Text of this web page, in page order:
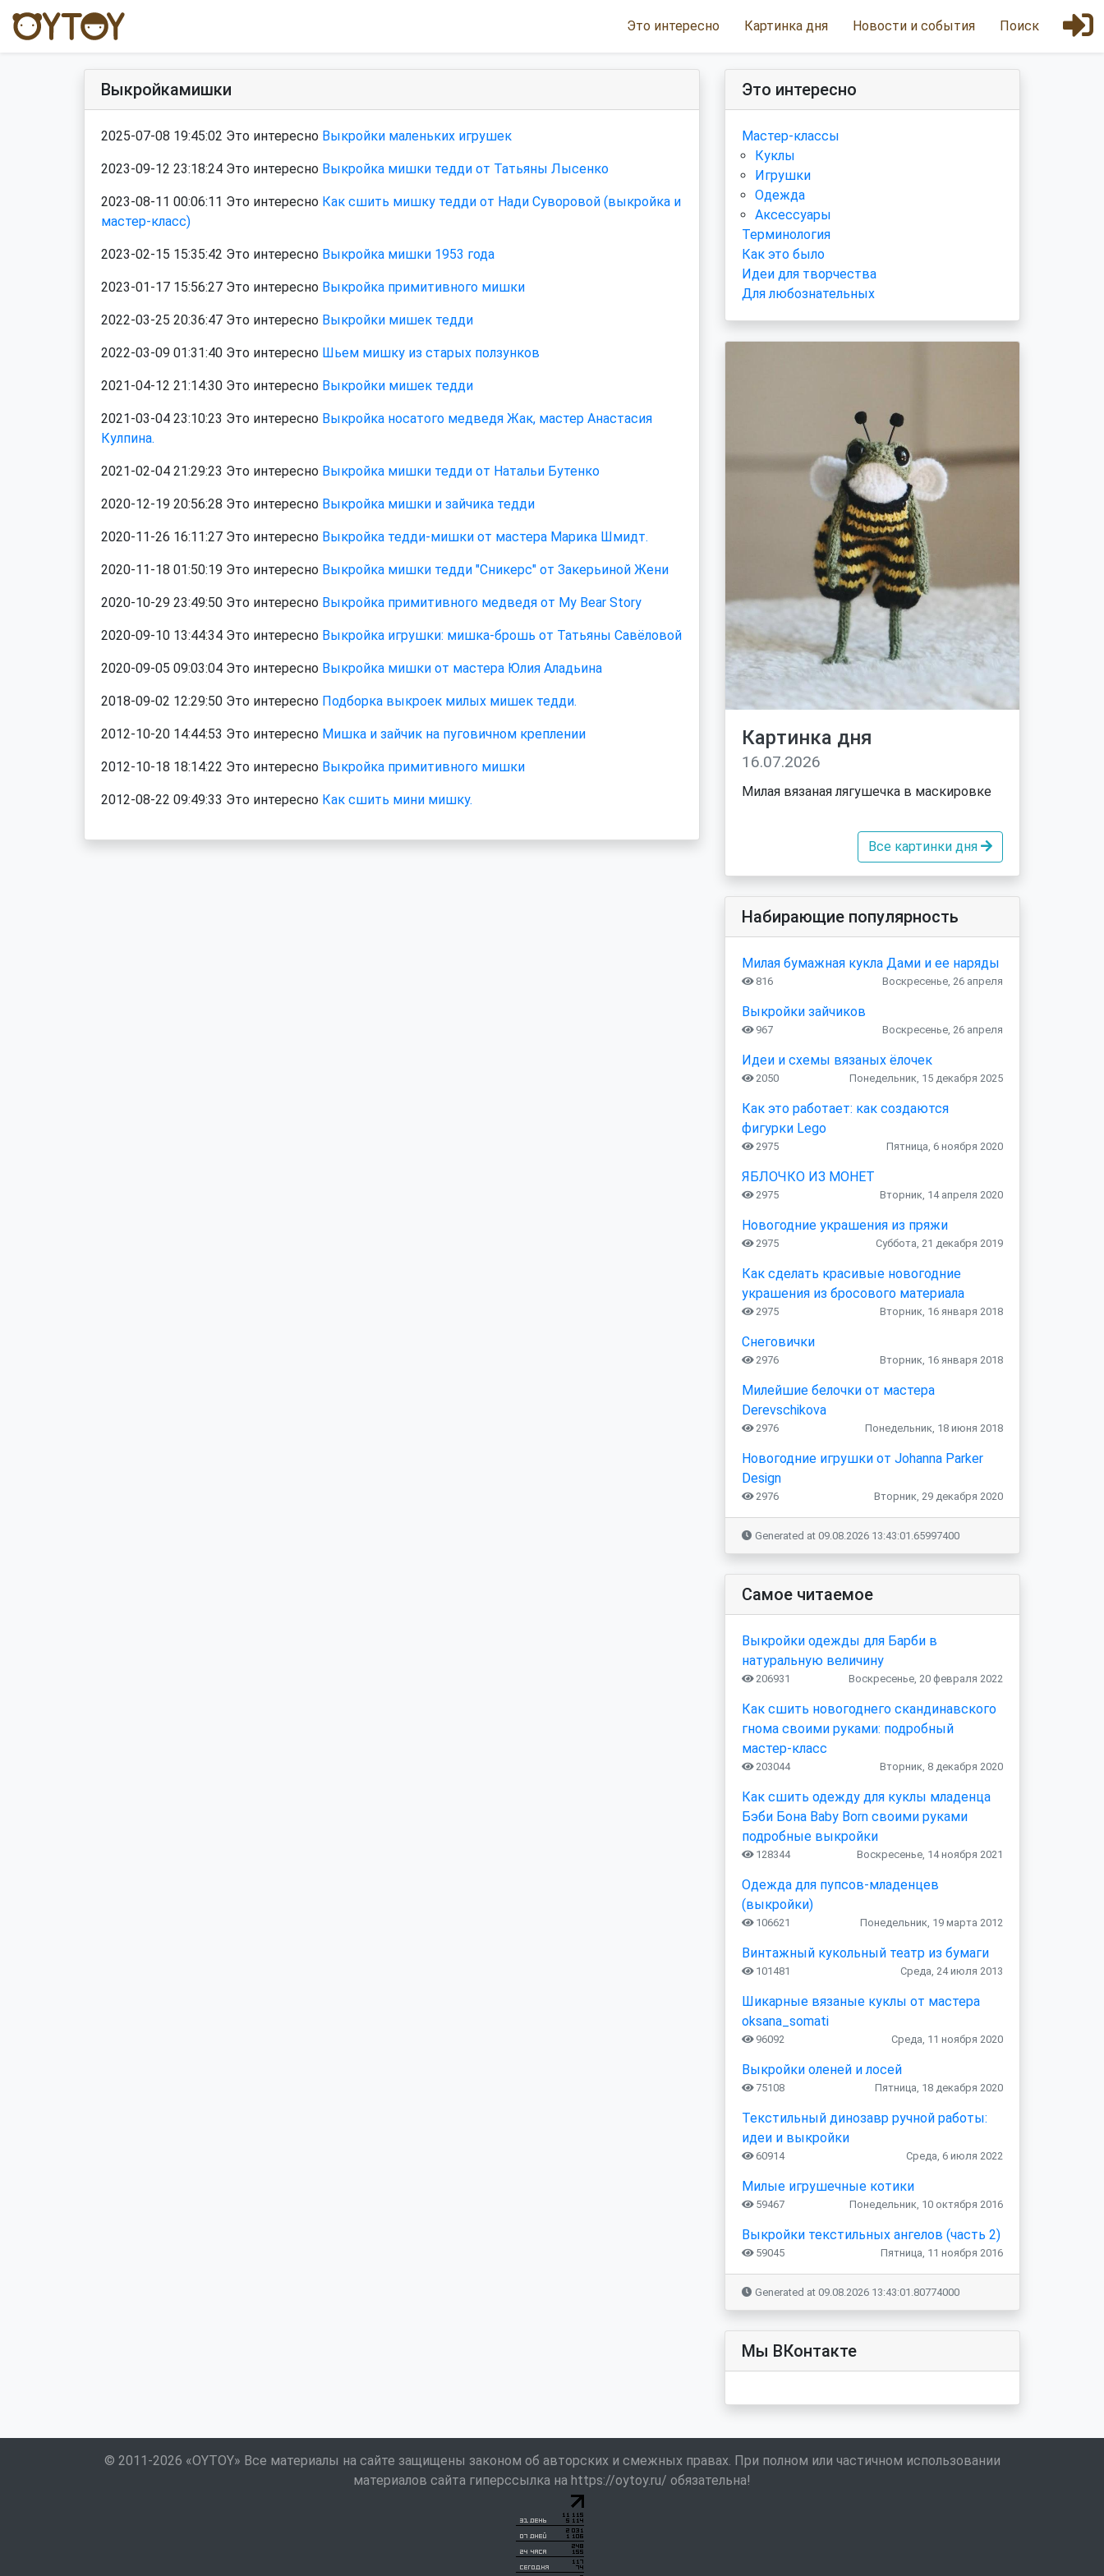
Это интересно Картинка дня Новости и события Поиск
Выкройкамишки
2025-07-08 19:45:02 Это интересно Выкройки маленьких игрушек
2023-09-12 23:18:24 Это интересно Выкройка мишки тедди от Татьяны Лысенко
2023-08-11 00:06:11 Это интересно Как сшить мишку тедди от Нади Суворовой (выкройка и
мастер-класс)
2023-02-15 15:35:42 Это интересно Выкройка мишки 1953 года
2023-01-17 15:56:27 Это интересно Выкройка примитивного мишки
2022-03-25 20:36:47 Это интересно Выкройки мишек тедди
2022-03-09 01:31:40 Это интересно Шьем мишку из старых ползунков
2021-04-12 21:14:30 Это интересно Выкройки мишек тедди
2021-03-04 23:10:23 Это интересно Выкройка носатого медведя Жак, мастер Анастасия
Кулпина.
2021-02-04 21:29:23 Это интересно Выкройка мишки тедди от Натальи Бутенко
2020-12-19 20:56:28 Это интересно Выкройка мишки и зайчика тедди
2020-11-26 16:11:27 Это интересно Выкройка тедди-мишки от мастера Марика Шмидт.
2020-11-18 01:50:19 Это интересно Выкройка мишки тедди "Сникерс" от Закерьиной Жени
2020-10-29 23:49:50 Это интересно Выкройка примитивного медведя от My Bear Story
2020-09-10 13:44:34 Это интересно Выкройка игрушки: мишка-брошь от Татьяны Савёловой
2020-09-05 09:03:04 Это интересно Выкройка мишки от мастера Юлия Аладьина
2018-09-02 12:29:50 Это интересно Подборка выкроек милых мишек тедди.
2012-10-20 14:44:53 Это интересно Мишка и зайчик на пуговичном креплении
2012-10-18 18:14:22 Это интересно Выкройка примитивного мишки
2012-08-22 09:49:33 Это интересно Как сшить мини мишку.
Это интересно
Мастер-классы
Куклы
Игрушки
Одежда
Аксессуары
Терминология
Как это было
Идеи для творчества
Для любознательных
Картинка дня
16.07.2026
Милая вязаная лягушечка в маскировке
Все картинки дня
Набирающие популярность
Милая бумажная кукла Дами и ее наряды
816 Воскресенье, 26 апреля
Выкройки зайчиков
967 Воскресенье, 26 апреля
Идеи и схемы вязаных ёлочек
2050 Понедельник, 15 декабря 2025
Как это работает: как создаются
фигурки Lego
2975 Пятница, 6 ноября 2020
ЯБЛОЧКО ИЗ МОНЕТ
2975 Вторник, 14 апреля 2020
Новогодние украшения из пряжи
2975 Суббота, 21 декабря 2019
Как сделать красивые новогодние
украшения из бросового материала
2975 Вторник, 16 января 2018
Снеговички
2976 Вторник, 16 января 2018
Милейшие белочки от мастера
Derevschikova
2976 Понедельник, 18 июня 2018
Новогодние игрушки от Johanna Parker
Design
2976 Вторник, 29 декабря 2020
Generated at 09.08.2026 13:43:01.65997400
Самое читаемое
Выкройки одежды для Барби в
натуральную величину
206931 Воскресенье, 20 февраля 2022
Как сшить новогоднего скандинавского
гнома своими руками: подробный
мастер-класс
203044 Вторник, 8 декабря 2020
Как сшить одежду для куклы младенца
Бэби Бона Baby Born своими руками
подробные выкройки
128344 Воскресенье, 14 ноября 2021
Одежда для пупсов-младенцев
(выкройки)
106621 Понедельник, 19 марта 2012
Винтажный кукольный театр из бумаги
101481 Среда, 24 июля 2013
Шикарные вязаные куклы от мастера
oksana_somati
96092 Среда, 11 ноября 2020
Выкройки оленей и лосей
75108 Пятница, 18 декабря 2020
Текстильный динозавр ручной работы:
идеи и выкройки
60914 Среда, 6 июля 2022
Милые игрушечные котики
59467 Понедельник, 10 октября 2016
Выкройки текстильных ангелов (часть 2)
59045 Пятница, 11 ноября 2016
Generated at 09.08.2026 13:43:01.80774000
Мы ВКонтакте
© 2011-2026 «OYTOY» Все материалы на сайте защищены законом об авторских и смежных правах. При полном или частичном использовании
материалов сайта гиперссылка на https://oytoy.ru/ обязательна!